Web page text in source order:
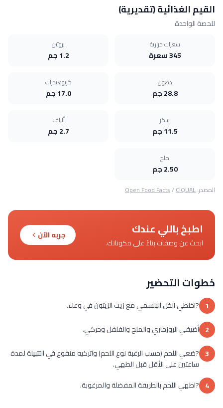
القيم الغذائية (تقديرية)
للحصة الواحدة
سعرات حرارية
345 سعرة
بروتين
1.2 جم
دهون
28.8 جم
كربوهيدرات
17.0 جم
سكر
11.5 جم
ألياف
2.7 جم
ملح
2.50 جم
المصدر: Open Food Facts/CIQUAL
اطبخ باللي عندك
ابحث عن وصفات بناءً على مكوناتك.
جربه الآن
خطوات التحضير
1 ?اخلطي الخل البلسمي مع زيت الزيتون في وعاء.
2 أضيفي الروزماري والملح والفلفل وحركي.
3 ?ضعي اللحم (حسب الرغبة نوع اللحم) واتركيه منقوع في التتبيلة لمدة
ساعتين على الأقل قبل الطهي.
4 ?اطهي اللحم بالطريقة المفضلة والمرغوبة.